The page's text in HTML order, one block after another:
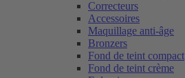
Correcteurs
Accessoires
Maquillage anti-âge
Bronzers
Fond de teint compact
Fond de teint crème